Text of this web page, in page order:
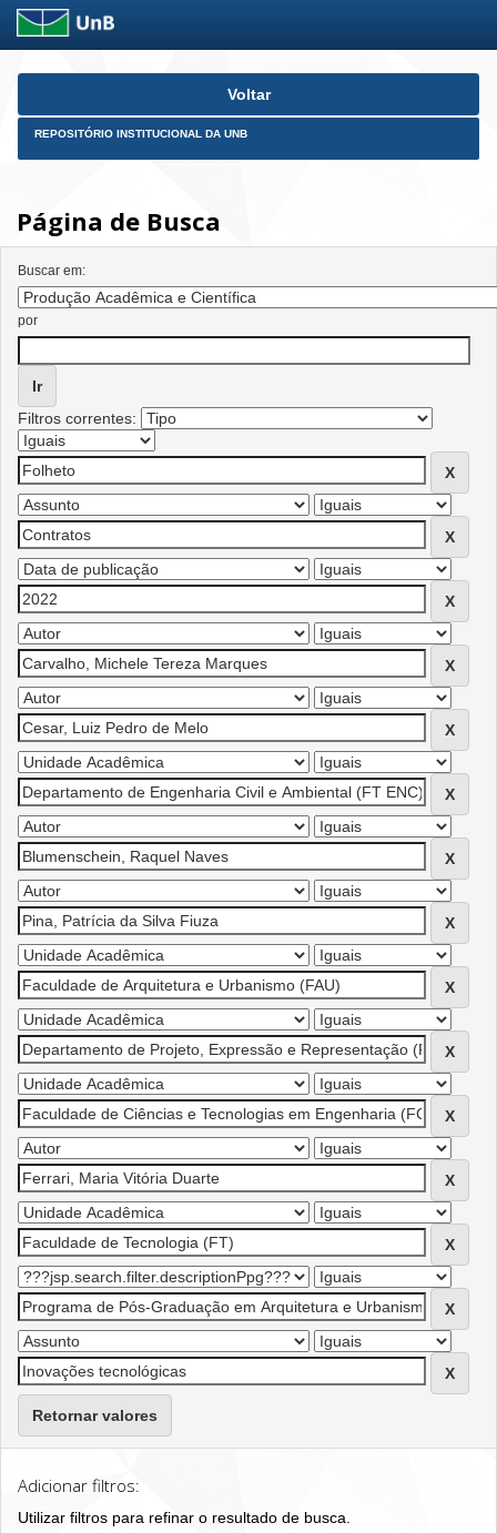
Skip
Voltar
REPOSITÓRIO INSTITUCIONAL DA UNB
Página de Busca
Buscar em:
por
Filtros correntes:
Retornar valores
Adicionar filtros:
Utilizar filtros para refinar o resultado de busca.